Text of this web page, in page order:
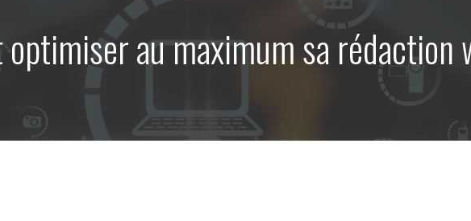
au maximum sa rédaction